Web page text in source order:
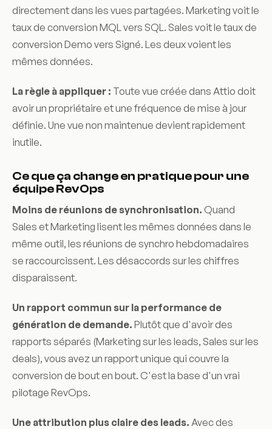
directement dans les vues partagées. Marketing voit le
taux de conversion MQL vers SQL. Sales voit le taux de
conversion Demo vers Signé. Les deux voient les
mêmes données.
La règle à appliquer : Toute vue créée dans Attio doit
avoir un propriétaire et une fréquence de mise à jour
définie. Une vue non maintenue devient rapidement
inutile.
Ce que ça change en pratique pour une
équipe RevOps
Moins de réunions de synchronisation. Quand
Sales et Marketing lisent les mêmes données dans le
même outil, les réunions de synchro hebdomadaires
se raccourcissent. Les désaccords sur les chiffres
disparaissent.
Un rapport commun sur la performance de
génération de demande. Plutôt que d'avoir des
rapports séparés (Marketing sur les leads, Sales sur les
deals), vous avez un rapport unique qui couvre la
conversion de bout en bout. C'est la base d'un vrai
pilotage RevOps.
Une attribution plus claire des leads. Avec des